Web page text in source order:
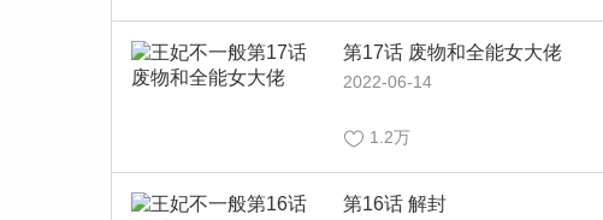
第17话 废物和全能女大佬
2022-06-14
1.2万
第16话 解封